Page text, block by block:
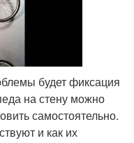
будет фиксация
на стену можно
самостоятельно.
и как их